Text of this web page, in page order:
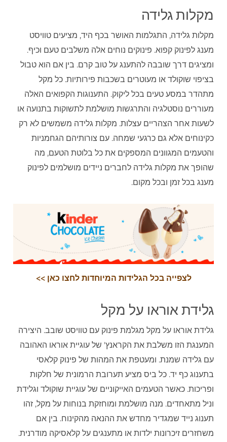
מקלות גלידה
מקלות גלידה, התגלמות האושר בכף היד, מציעים טוויסט
מענג לפינוק קפוא. פינוקים נוחים אלה משלבים טעם וכיף.
ומציגים דרך שובבה להתענג על טוב קרם. בין אם הוא טבול
בציפוי שוקולד או מעוטרים בשכבות פירותיות. כל מקל
מתהדר במסע טעים בכל ליקוק. התענוגות הקפואים האלה
מעוררים נוסטלגיה והתרגשות מושלמת לתשוקות בתנועה או
לשעות אחר הצהריים עצלות. מקלות גלידה משמשים לא רק
כקינוחים אלא גם כרגעי שמחה. עם צורותיהם הגחמניות
והטעמים המגוונים המספקים את כל בלוטת הטעם, מה
שהופך את מקלות גלידה לחברים ניידים מושלמים לפינוק
מענג בכל זמן ובכל מקום.
לצפייה בכל הגלידות המיוחדות לחצו כאן >>
גלידת אוראו על מקל
גלידת אוראו על מקל מגלמת פינוק עם טוויסט שובב. היצירה
המענגת הזו משלבת את הקראנץ' של עוגיית אוראו האהובה
עם גלידה שמנת. ומעטפת את המהות של פינוק קלאסי
בתענוג כף יד. כל ביס מציע תערובת הרמונית של חלקות
ופריכות. כאשר הטעמים האייקוניים של עוגיית שוקולד וגלידת
וניל מתאחדים. מנה מושלמת ומוחזקת בנוחות על מקל, זהו
תענוג נייד שמגדיר מחדש את ההנאה מהקינוח. בין אם
משחזרים זיכרונות ילדות או מתענגים על קלאסיקה מודרנית.